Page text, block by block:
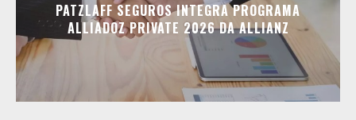
PATZLAFF SEGUROS INTEGRA PROGRAMA
ALLIADOZ PRIVATE 2026 DA ALLIANZ